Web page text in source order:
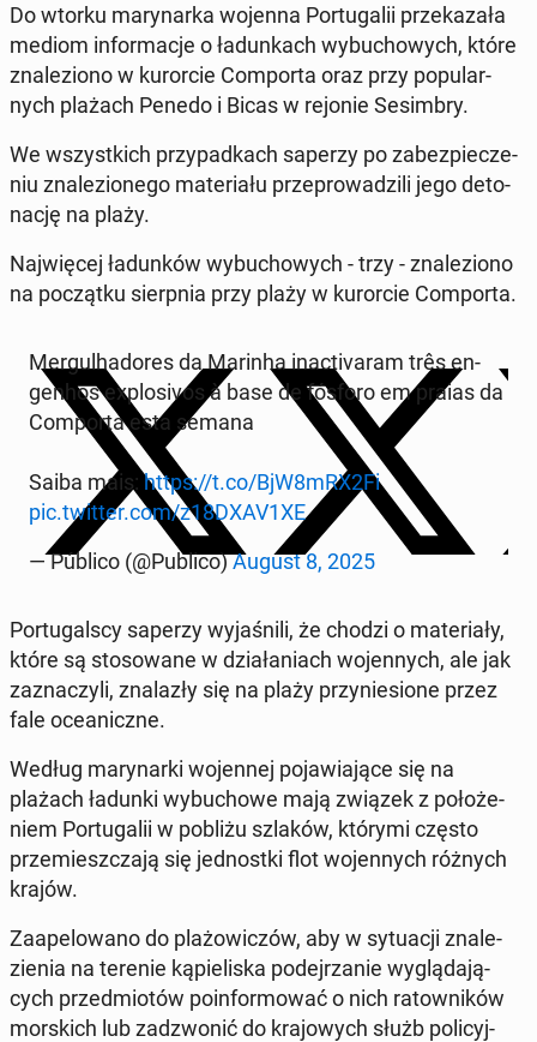
Do wtorku ma­ry­nar­ka wojenna Por­tu­ga­lii prze­ka­za­ła
mediom in­for­ma­cje o ła­dun­kach wy­bu­cho­wych, które
zna­le­zio­no w ku­ror­cie Com­por­ta oraz przy po­pu­lar­
nych plażach Penedo i Bicas w rejonie Se­sim­bry.
We wszyst­kich przy­pad­kach saperzy po za­bez­pie­cze­
niu zna­le­zio­ne­go ma­te­ria­łu prze­pro­wa­dzi­li jego de­to­
na­cję na plaży.
Naj­wię­cej ła­dun­ków wy­bu­cho­wych - trzy - zna­le­zio­no
na po­cząt­ku sierp­nia przy plaży w ku­ror­cie Com­por­ta.
Mer­gul­ha­do­res da Marinha in­ac­ti­va­ram três en­
gen­hos explo­si­vos à base de fósforo em praias da
Com­por­ta esta semana
Saiba mais:https://t.co/BjW8mRX2Fi
pic.twitter.com/z18DXAV1XE
— Público (@Publico)August 8, 2025
Por­tu­gal­scy saperzy wy­ja­śni­li, że chodzi o ma­te­ria­ły,
które są sto­so­wa­ne w dzia­ła­niach wo­jen­nych, ale jak
za­zna­czy­li, zna­la­zły się na plaży przy­nie­sio­ne przez
fale oce­anicz­ne.
Według ma­ry­nar­ki wo­jen­nej po­ja­wia­ją­ce się na
plażach ładunki wy­bu­cho­we mają związek z po­ło­że­
niem Por­tu­ga­lii w pobliżu szlaków, którymi często
prze­miesz­cza­ją się jed­nost­ki flot wo­jen­nych różnych
krajów.
Za­ape­lo­wa­no do pla­żo­wi­czów, aby w sy­tu­acji zna­le­
zie­nia na terenie ką­pie­li­ska po­dej­rza­nie wy­glą­da­ją­
cych przed­mio­tów po­in­for­mo­wać o nich ra­tow­ni­ków
mor­skich lub za­dzwo­nić do kra­jo­wych służb po­li­cyj­